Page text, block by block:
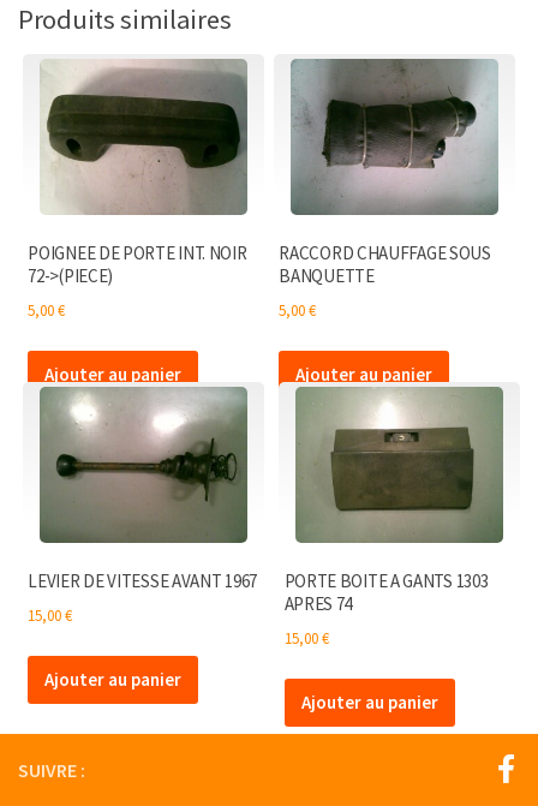
glace
Produits similaires
POIGNEE DE PORTE INT. NOIR
72->(PIECE)
5,00€
Ajouter au panier
RACCORD CHAUFFAGE SOUS
BANQUETTE
5,00€
Ajouter au panier
LEVIER DE VITESSE AVANT 1967
15,00€
Ajouter au panier
PORTE BOITE A GANTS 1303
APRES 74
15,00€
Ajouter au panier
SUIVRE :